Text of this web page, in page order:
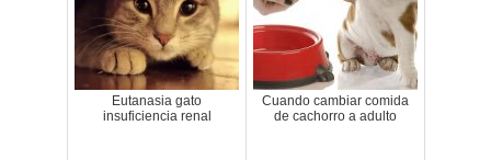
Eutanasia gato
insuficiencia renal
Cuando cambiar comida
de cachorro a adulto